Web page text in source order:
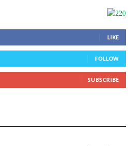
LIKE
FOLLOW
SUBSCRIBE